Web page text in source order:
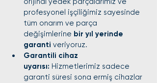
profesyonel işçiliğimiz sayesinde
tüm onarım ve parça
değişimlerine bir yıl yerinde
garanti veriyoruz.
Garantili cihaz
uyarısı: Hizmetlerimiz sadece
garanti süresi sona ermiş cihazlar